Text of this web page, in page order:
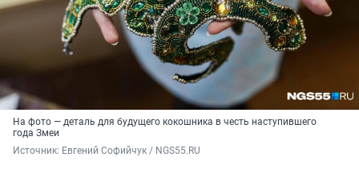
На фото — деталь для будущего кокошника в честь наступившего
года Змеи
Источник: Евгений Софийчук / NGS55.RU